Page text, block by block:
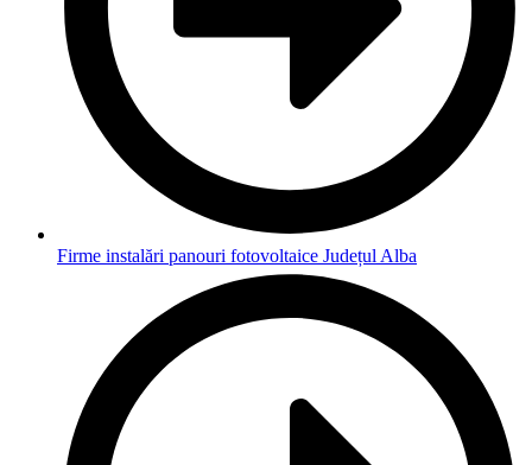
Firme instalări panouri fotovoltaice Județul Alba